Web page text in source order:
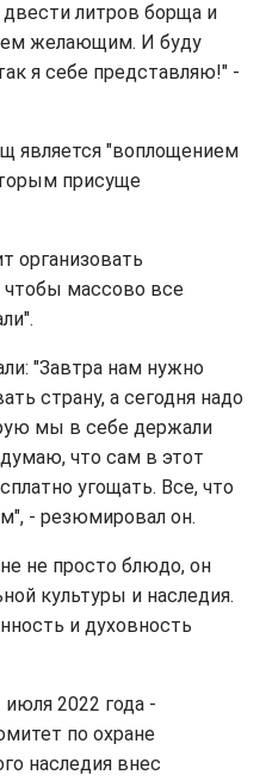
литров борща и
желающим. И буду
я себе представляю!" -
является "воплощением
присуще
организовать
массово все
"Завтра нам нужно
страну, а сегодня надо
мы в себе держали
что сам в этот
угощать. Все, что
- резюмировал он.
не просто блюдо, он
культуры и наследия.
и духовность
июля 2022 года -
по охране
наследия внес